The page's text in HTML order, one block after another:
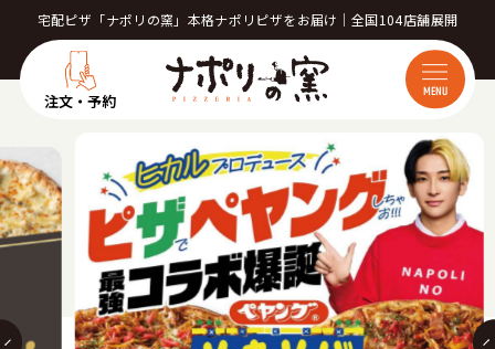
宅配ピザ「ナポリの窯」本格ナポリピザをお届け｜全国104店舗展開
注文・予約 MENU